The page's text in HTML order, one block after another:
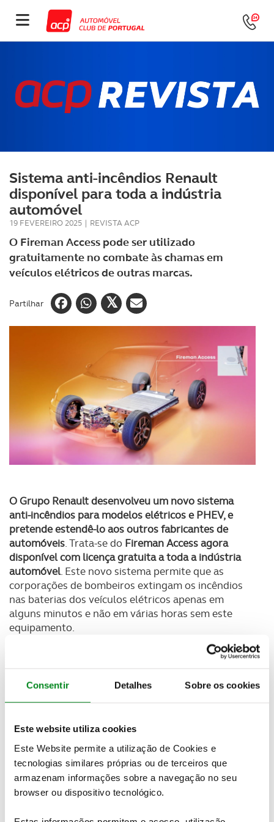
Consentir Detalhes Sobre os cookies
Este website utiliza cookies
Este Website permite a utilização de Cookies e
tecnologias similares próprias ou de terceiros que
armazenam informações sobre a navegação no seu
browser ou dispositivo tecnológico.
Sistema anti-incêndios Renault
disponível para toda a indústria
automóvel
19 FEVEREIRO 2025 | REVISTA ACP
O Fireman Access pode ser utilizado
gratuitamente no combate às chamas em
veículos elétricos de outras marcas.
Partilhar
O Grupo Renault desenvolveu um novo sistema
anti-incêndios para modelos elétricos e PHEV, e
pretende estendê-lo aos outros fabricantes de
automóveis. Trata-se do Fireman Access agora
disponível com licença gratuita a toda a indústria
automóvel. Este novo sistema permite que as
corporações de bombeiros extingam os incêndios
nas baterias dos veículos elétricos apenas em
alguns minutos e não em várias horas sem este
equipamento.
Embora os veículos elétricos tenham menos
probabilidade de se incendiarem do que os veículos
a combustão,
quando isso acontece a extinção
exigindo muito mais tempo e quantidade de água
em baterias libertam gases tóxicos e podem
reacender-se de novo.
Newsletter Revista